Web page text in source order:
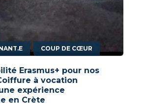
, COUP DE CŒUR
Erasmus+ pour nos
à vocation
expérience
en Crète